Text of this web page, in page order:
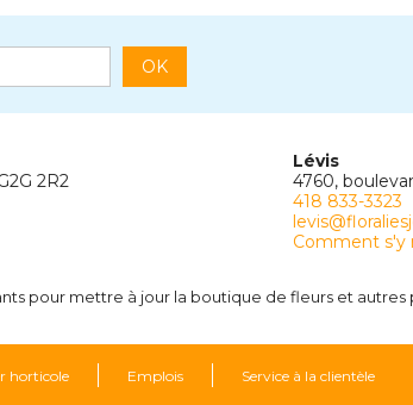
OK
2R2
Lévis
4760,
418 833-3323
Comment s'y
pour mettre à jour la boutique de fleurs et
horticole Emplois Service à la clientèle